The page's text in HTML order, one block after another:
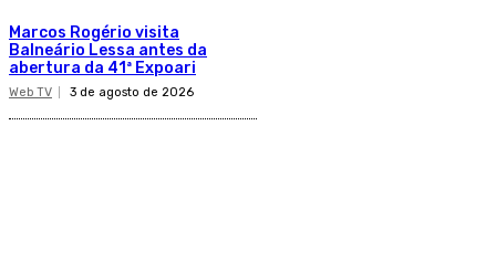
Marcos Rogério visita
Balneário Lessa antes da
abertura da 41ª Expoari
Web TV 3 de agosto de 2026